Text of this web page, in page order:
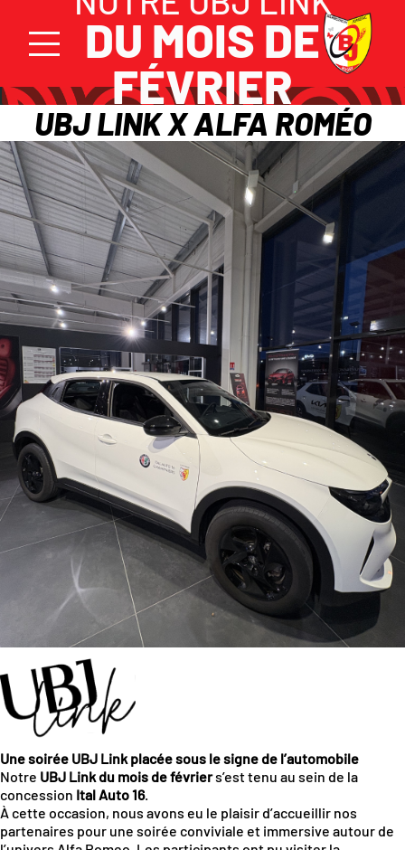
DU MOIS DE
FÉVRIER
UBJ LINK X ALFA ROMÉO
Une soirée UBJ Link placée sous le signe de l’automobile
Notre UBJ Link du mois de févriers’est tenu au sein de la
concession Ital Auto 16.
À cette occasion, nous avons eu le plaisir d’accueillir nos
partenaires pour une soirée conviviale et immersive autour de